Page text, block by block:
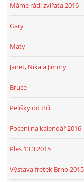
Máme rádi zvířata 2016
Gary
Maty
Janet, Nika a Jimmy
Bruce
Pelíšky od Irči
Focení na kalendář 2016
Ples 13.3.2015
Výstava fretek Brno 2015